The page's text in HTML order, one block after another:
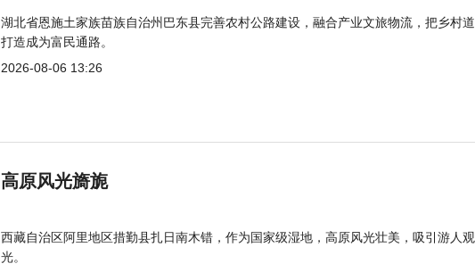
湖北省恩施土家族苗族自治州巴东县完善农村公路建设，融合产业文旅物流，把乡村
打造成为富民通路。
2026-08-06 13:26
高原风光旖旎
西藏自治区阿里地区措勤县扎日南木错，作为国家级湿地，高原风光壮美，吸引游人观
光。